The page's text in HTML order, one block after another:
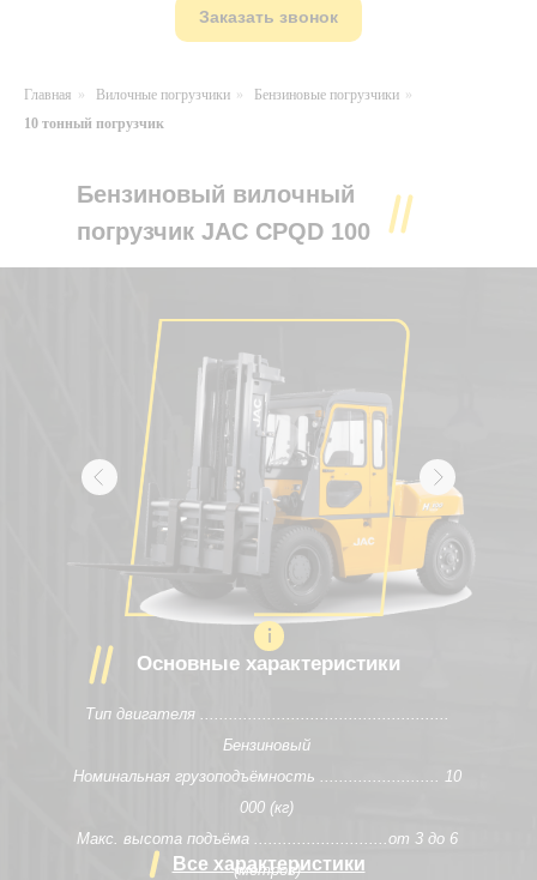
Заказать звонок
Главная » Вилочные погрузчики » Бензиновые погрузчики »
10 тонный погрузчик
Бензиновый вилочный погрузчик JAC
Бензиновый вилочный
погрузчик JAC CPQD 100
Основные характеристики
Все характеристики
Тип двигателя ....................................................
Бензиновый
Номинальная грузоподъёмность ......................... 10
000 (кг)
Макс. высота подъёма ............................от 3 до 6
(метров)